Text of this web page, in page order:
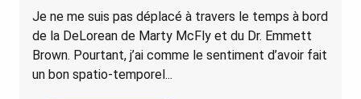
Je ne me suis pas déplacé à travers le temps à bord
de la DeLorean de Marty McFly et du Dr. Emmett
Brown. Pourtant, j’ai comme le sentiment d’avoir fait
un bon spatio-temporel...